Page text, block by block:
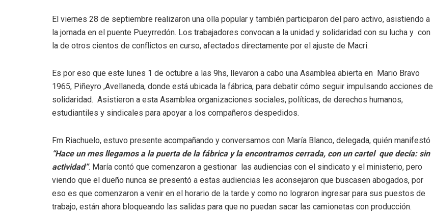
El viernes 28 de septiembre realizaron una olla popular y también participaron del paro activo, asistiendo a
la jornada en el puente Pueyrredón. Los trabajadores convocan a la unidad y solidaridad con su lucha y con
la de otros cientos de conflictos en curso, afectados directamente por el ajuste de Macri.
Es por eso que este lunes 1 de octubre a las 9hs, llevaron a cabo una Asamblea abierta en Mario Bravo
1965, Piñeyro ,Avellaneda, donde está ubicada la fábrica, para debatir cómo seguir impulsando acciones de
solidaridad. Asistieron a esta Asamblea organizaciones sociales, políticas, de derechos humanos,
estudiantiles y sindicales para apoyar a los compañeros despedidos.
Fm Riachuelo, estuvo presente acompañando y conversamos con María Blanco, delegada, quién manifestó
“Hace un mes llegamos a la puerta de la fábrica y la encontramos cerrada, con un cartel que decía: sin
actividad”. María contó que comenzaron a gestionar las audiencias con el sindicato y el ministerio, pero
viendo que el dueño nunca se presentó a estas audiencias les aconsejaron que buscasen abogados, por
eso es que comenzaron a venir en el horario de la tarde y como no lograron ingresar para sus puestos de
trabajo, están ahora bloqueando las salidas para que no puedan sacar las camionetas con producción.